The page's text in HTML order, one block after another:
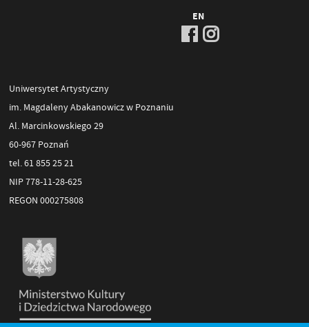
EN
Uniwersytet Artystyczny
im. Magdaleny Abakanowicz w Poznaniu
Al. Marcinkowskiego 29
60-967 Poznań
tel. 61 855 25 21
NIP 778-11-28-625
REGON 000275808